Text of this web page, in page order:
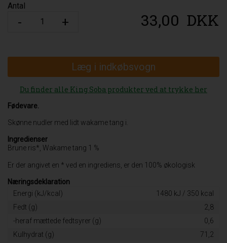
Antal
33,00 DKK
Læg i indkøbsvogn
Du finder alle King Soba produkter ved at trykke her
Fødevare.
Skønne nudler med lidt wakame tang i.
Ingredienser
Brune ris*, Wakame tang 1 %
Er der angivet en * ved en ingrediens, er den 100% økologisk
Næringsdeklaration
Energi (kJ/kcal)
1480 kJ / 350 kcal
Fedt (g)
2,8
-heraf mættede fedtsyrer (g)
0,6
Kulhydrat (g)
71,2